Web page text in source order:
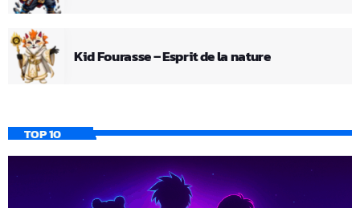
Kid Fourasse – Esprit de la nature
TOP 10